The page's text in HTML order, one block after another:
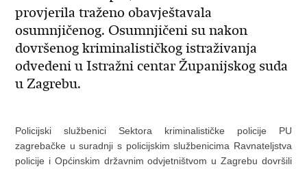
provjerila traženo obavještavala
osumnjičenog. Osumnjičeni su nakon
dovršenog kriminalističkog istraživanja
odvedeni u Istražni centar Županijskog suda
u Zagrebu.
Policijski službenici Sektora kriminalističke policije PU
zagrebačke u suradnji s policijskim službenicima Ravnateljstva
policije i Općinskim državnim odvjetništvom u Zagrebu dovršili